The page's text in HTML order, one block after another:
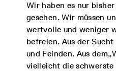
Wir haben es nur
gesehen. Wir müssen
wertvolle und weniger
befreien. Aus der
und Feinden. Aus
vielleicht die schwerste